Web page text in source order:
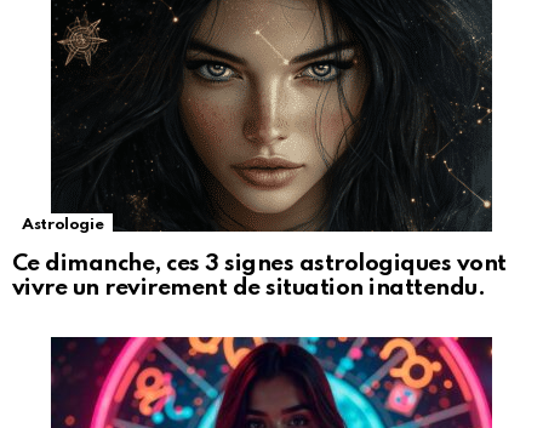
Astrologie
Ce dimanche, ces 3 signes astrologiques vont
vivre un revirement de situation inattendu.